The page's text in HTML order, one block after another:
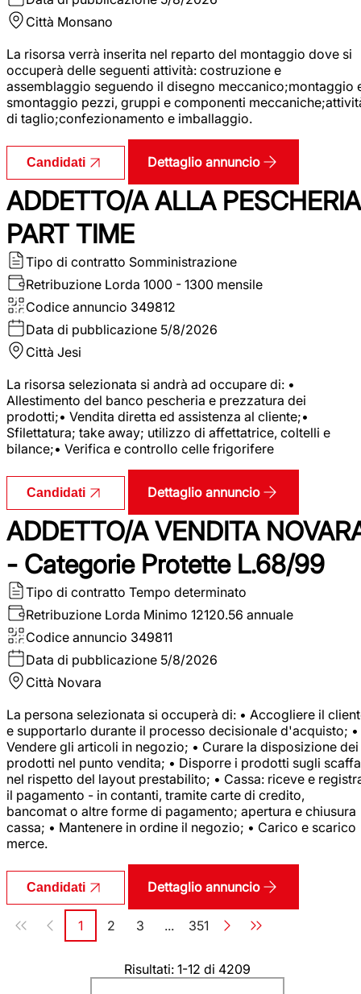
Città Monsano
La risorsa verrà inserita nel reparto del montaggio dove si
occuperà delle seguenti attività: costruzione e
assemblaggio seguendo il disegno meccanico;montaggio
smontaggio pezzi, gruppi e componenti
di taglio;confezionamento e imballaggio.
Candidati Dettaglio annuncio
ADDETTO/A ALLA PESCHERIA
PART TIME
Tipo di contratto Somministrazione
Retribuzione Lorda 1000 - 1300 mensile
Codice annuncio 349812
Data di pubblicazione 5/8/2026
Città Jesi
La risorsa selezionata si andrà ad occupare di: •
Allestimento del banco pescheria e prezzatura dei
prodotti;• Vendita diretta ed assistenza al cliente;•
Sfilettatura; take away; utilizzo di affettatrice, coltelli e
bilance;• Verifica e controllo celle frigorifere
Candidati Dettaglio annuncio
ADDETTO/A VENDITA
- Categorie Protette L.68/99
Tipo di contratto Tempo determinato
Retribuzione Lorda Minimo 12120.56 annuale
Codice annuncio 349811
Data di pubblicazione 5/8/2026
Città Novara
La persona selezionata si occuperà di: • Accogliere il
e supportarlo durante il processo decisionale d'acquisto; •
Vendere gli articoli in negozio; • Curare la disposizione dei
prodotti nel punto vendita; • Disporre i prodotti sugli
nel rispetto del layout prestabilito; • Cassa: riceve e
il pagamento - in contanti, tramite carte di credito,
bancomat o altre forme di pagamento; apertura e chiusura
cassa; • Mantenere in ordine il negozio; • Carico e scarico
merce.
Candidati Dettaglio annuncio
Paginazione
Pagina
1 Pagina
2 Pagina
3 ... Pagina
351
Risultati: 1-12 di 4209